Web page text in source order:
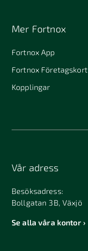
Mer Fortnox
Fortnox App
Fortnox Företagskort
Kopplingar
Vår adress
Besöksadress:
Bollgatan 3B, Växjö
Se alla våra kontor